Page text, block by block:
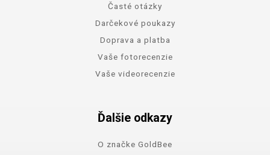
Časté otázky
Darčekové poukazy
Doprava a platba
Vaše fotorecenzie
Vaše videorecenzie
Ďalšie odkazy
O značke GoldBee